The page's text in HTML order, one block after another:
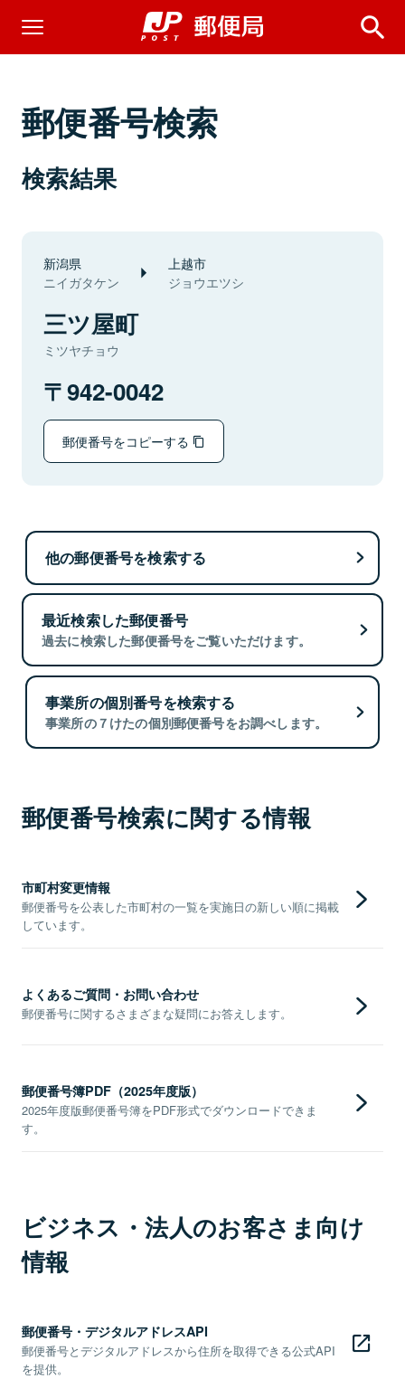
郵便番号検索
検索結果
新潟県
ニイガタケン
上越市
ジョウエツシ
三ツ屋町
ミツヤチョウ
942-0042
郵便番号をコピーする
他の郵便番号を検索する
最近検索した郵便番号
過去に検索した郵便番号をご覧いただけます。
事業所の個別番号を検索する
事業所の７けたの個別郵便番号をお調べします。
郵便番号検索に関する情報
市町村変更情報
郵便番号を公表した市町村の一覧を実施日の新しい順に掲載
しています。
よくあるご質問・お問い合わせ
郵便番号に関するさまざまな疑問にお答えします。
郵便番号簿PDF（2025年度版）
2025年度版郵便番号簿をPDF形式でダウンロードできま
す。
ビジネス・法人のお客さま向け
情報
郵便番号・デジタルアドレスAPI
郵便番号とデジタルアドレスから住所を取得できる公式API
を提供。